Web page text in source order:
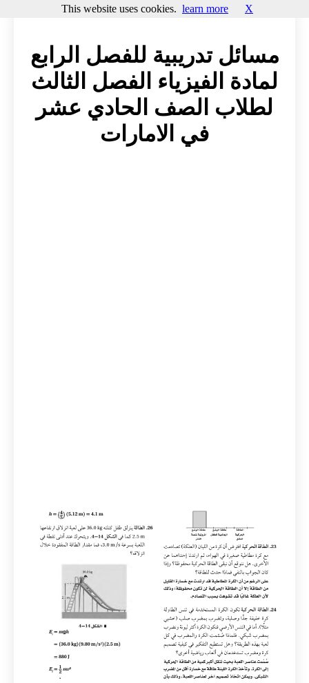
مسائل تدريبية للفصل الرابع
لمادة الفيزياء الفصل الثالث
لطلاب الصف الحادي عشر
في الامارات
This website uses cookies. learn more X